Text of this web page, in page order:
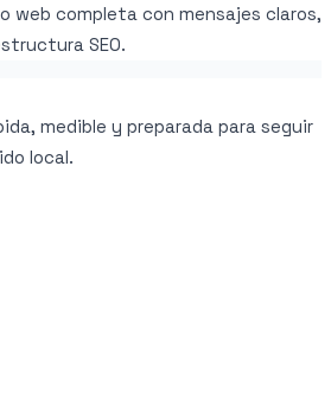
web completa con mensajes claros,
SEO.
medible y preparada para seguir
local.